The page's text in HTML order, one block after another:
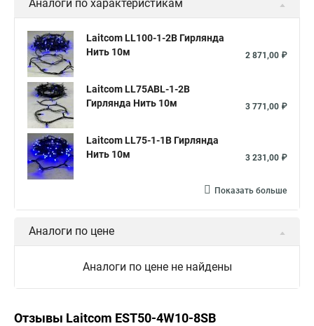
Аналоги по характеристикам
Laitcom LL100-1-2B Гирлянда
Нить 10м
2 871,00 ₽
Laitcom LL75ABL-1-2B
Гирлянда Нить 10м
3 771,00 ₽
Laitcom LL75-1-1B Гирлянда
Нить 10м
3 231,00 ₽
Показать больше
Аналоги по цене
Аналоги по цене не найдены
Отзывы Laitcom EST50-4W10-8SB